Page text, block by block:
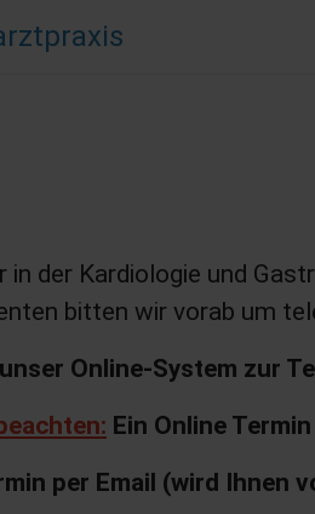
in der Kardiologie und
bitten wir vorab um
Online-System zur
Ein Online
per Email (wird